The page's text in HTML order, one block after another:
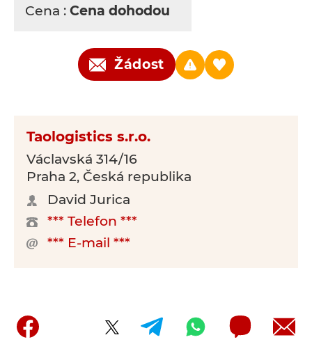
Cena : Cena dohodou
Žádost
Taologistics s.r.o.
Václavská 314/16
Praha 2, Česká republika
David Jurica
*** Telefon ***
*** E-mail ***